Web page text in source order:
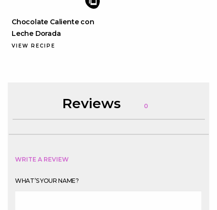
Chocolate Caliente con
Leche Dorada
VIEW RECIPE
Reviews 0
WRITE A REVIEW
WHAT’S YOUR NAME?